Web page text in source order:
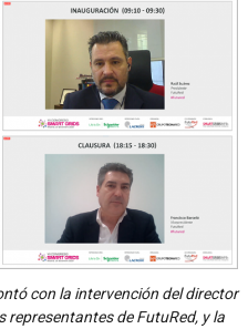
con la intervención del director
representantes de FutuRed, y la